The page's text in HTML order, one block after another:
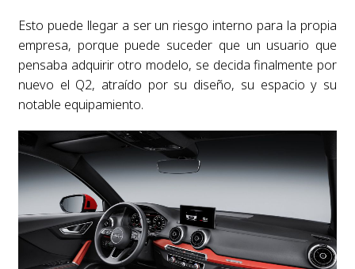
Esto puede llegar a ser un riesgo interno para la propia
empresa, porque puede suceder que un usuario que
pensaba adquirir otro modelo, se decida finalmente por
nuevo el Q2, atraído por su diseño, su espacio y su
notable equipamiento.